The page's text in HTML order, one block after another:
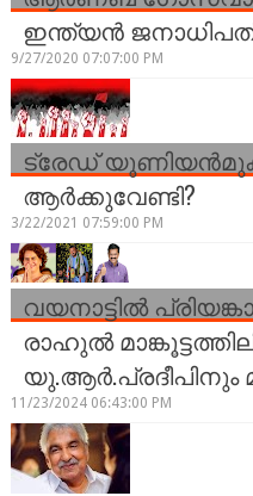
ഇന്ത്യൻ
9/27/2020 07:07:00 PM
ട്രേഡ്
ആര്‍ക്കുവേണ്ടി?
3/22/2021 07:59:00 PM
വയനാട്ടിൽ
രാഹുൽ
യു.ആർ.പ്രദീപിനും
11/23/2024 06:43:00 PM